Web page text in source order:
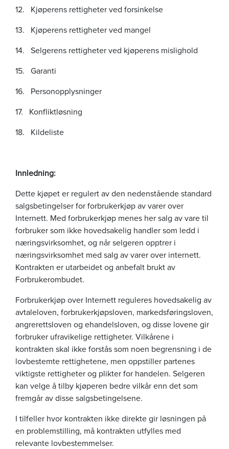
12. Kjøperens rettigheter ved forsinkelse
13. Kjøperens rettigheter ved mangel
14. Selgerens rettigheter ved kjøperens mislighold
15. Garanti
16. Personopplysninger
17. Konfliktløsning
18. Kildeliste
Innledning:
Dette kjøpet er regulert av den nedenstående standard
salgsbetingelser for forbrukerkjøp av varer over
Internett. Med forbrukerkjøp menes her salg av vare til
forbruker som ikke hovedsakelig handler som ledd i
næringsvirksomhet, og når selgeren opptrer i
næringsvirksomhet med salg av varer over internett.
Kontrakten er utarbeidet og anbefalt brukt av
Forbrukerombudet.
Forbrukerkjøp over Internett reguleres hovedsakelig av
avtaleloven, forbrukerkjøpsloven, markedsføringsloven,
angrerettsloven og ehandelsloven, og disse lovene gir
forbruker ufravikelige rettigheter. Vilkårene i
kontrakten skal ikke forstås som noen begrensning i de
lovbestemte rettighetene, men oppstiller partenes
viktigste rettigheter og plikter for handelen. Selgeren
kan velge å tilby kjøperen bedre vilkår enn det som
fremgår av disse salgsbetingelsene.
I tilfeller hvor kontrakten ikke direkte gir løsningen på
en problemstilling, må kontrakten utfylles med
relevante lovbestemmelser.